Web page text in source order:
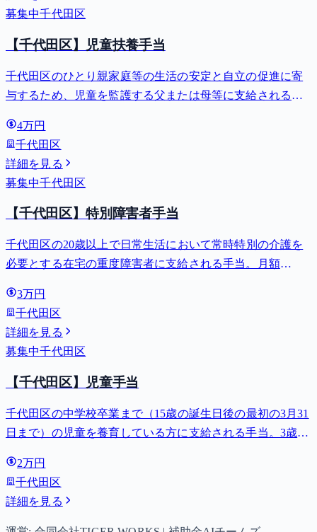
募集中千代田区
【千代田区】児童扶養手当
千代田区のひとり親家庭等の生活の安定と自立の促進に寄
与するため、児童を監護する父または母等に支給される手
4万円
千代田区
詳細を見る
募集中千代田区
【千代田区】特別障害者手当
千代田区の20歳以上で日常生活において常時特別の介護を
必要とする在宅の重度障害者に支給される手当。月額
3万円
千代田区
詳細を見る
募集中千代田区
【千代田区】児童手当
千代田区の中学校卒業まで（15歳の誕生日後の最初の3月31
日まで）の児童を養育している方に支給される手当。3歳未
（第3子以降は15,000円）、中学生は月額10,000円。
2万円
千代田区
詳細を見る